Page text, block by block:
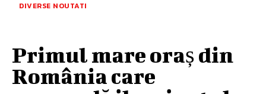
DIVERSE NOUTATI
Primul mare oraș din
România care